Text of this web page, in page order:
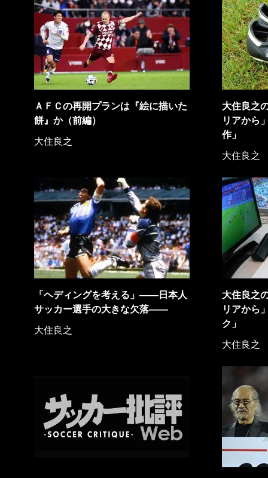
ＡＦＣの再開プランは『絵に描いた
餅』か（前編）
大住良之
大住良之
リアから
作」
大住良之
「ヘディングを考える」――日本人
サッカー選手の大きな欠落――
大住良之
大住良之
リアから
ク」
大住良之